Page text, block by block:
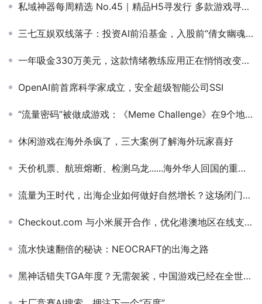
私域神器每周精选 No.45｜精品H5寻发行 多款游戏寻联运研发
三七互娱双线落子：投资AI前沿基金，入股前“倩女幽魂”主创公司
一年吸金330万美元，这款情绪教练应用正在悄悄改变数万美国人
OpenAI前首席科学家成立，安全超级智能公司SSI
“流量密码”被做成游戏：《Meme Challenge》在9个地区登上游戏榜前10
休闲游戏在海外杀疯了，三大案例了解海外玩家喜好
天价机票、航班熔断、检测乌龙......海外华人回国的重重难关
流量为王时代，出海企业如何做好自然增长？这场闭门会给出了答案
Checkout.com 与小米展开合作，优化港澳地区在线支付体验
流水快速翻倍的秘诀：NEOCRAFT的出海之路
黑神话错失TGA年度？无需袈裟，中国游戏已经在全世界站着挣钱了